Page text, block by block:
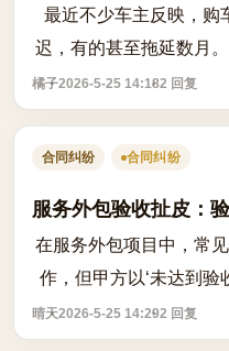
最近不少车主反映，购
迟，有的甚至拖延数月
陷入两难：是坚持等下
续加价风险？首先
橘子2026-5-25 14:182 回复
合同纠纷 合同纠纷
服务外包验收扯皮：
在服务外包项目中，常
作，但甲方以‘未达到验
款，而乙方认为已按约
合同中验收标准
晴天2026-5-25 14:292 回复